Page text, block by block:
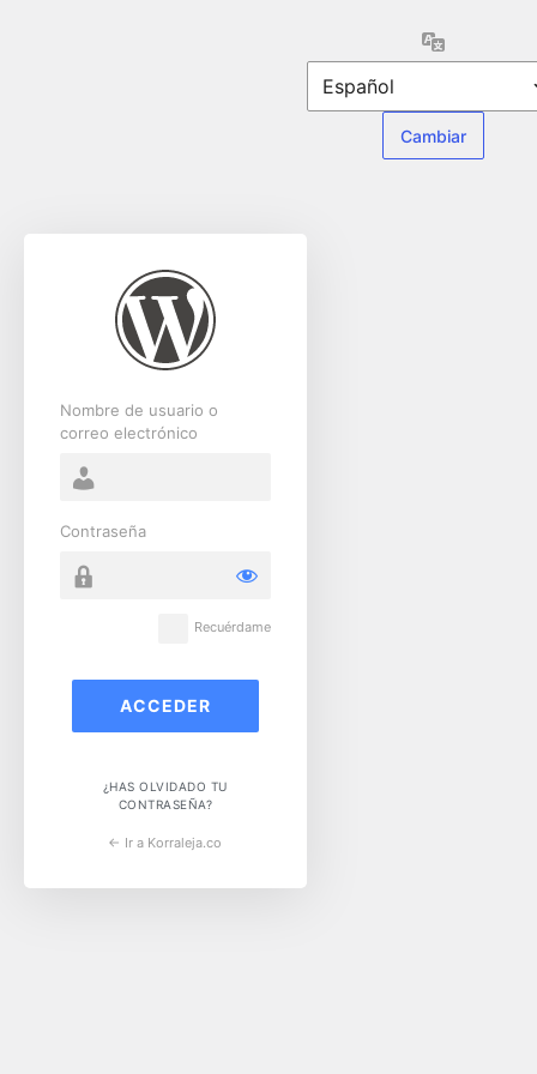
Nombre de usuario o
correo electrónico
Contraseña
Recuérdame
¿HAS OLVIDADO TU
CONTRASEÑA?
← Ir a Korraleja.co
Idioma